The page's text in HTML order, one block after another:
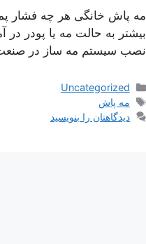
مه پاش خانگی هر چه فشار
بیشتر به حالت مه یا پودر
نصب سیستم مه ساز در
دسته‌ها
Uncategorized
برچسب‌ها
مه پاش
دیدگاهتان را بنویسید